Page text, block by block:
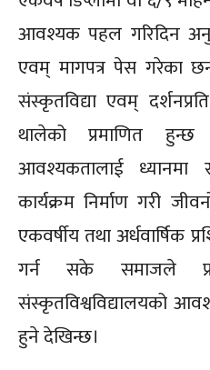
आवश्यक पहल गरिदिन
एवम् मागपत्र पेस गरेका
संस्कृतविद्या एवम्
थालेको प्रमाणित
आवश्यकतालाई ध्यानमा
कार्यक्रम निर्माण गरी
एकवर्षीय तथा अर्धवार्षिक
गर्न सके समाजले
संस्कृतविश्वविद्यालयको
हुने देखिन्छ।